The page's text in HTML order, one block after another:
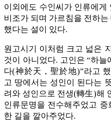
이외에도 수인씨가 인류에게
비조가 되며 가르침을 전하
했다는 설이 있다.
원고시기 이처럼 크고 넓은
것이 아니었다. 고인은 “하늘
다(神於天，聖於地)”라고
고 땅에서는 성인이 된다는
려와 성인으로 전생(轉生)해
인류문명을 전수해주었고
한 길을 깔아주었다.